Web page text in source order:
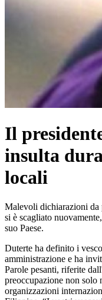
Il
insulta
locali
Malevoli dichiarazioni da
si è scagliato
suo Paese.
Duterte ha definito i
amministrazione e ha
Parole pesanti, riferite
preoccupazione non solo
organizzazioni